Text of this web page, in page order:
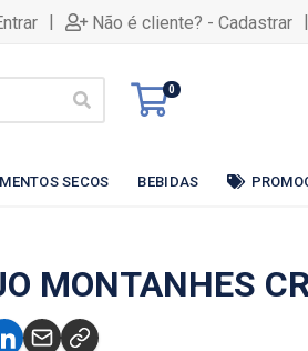
| Não é cliente? - Cadastrar |
0
SECOS BEBIDAS
MONTANHES